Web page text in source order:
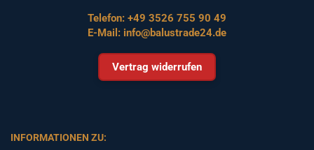
Telefon: +49 3526 755 90 49
E-Mail: info@balustrade24.de
Vertrag widerrufen
INFORMATIONEN ZU: